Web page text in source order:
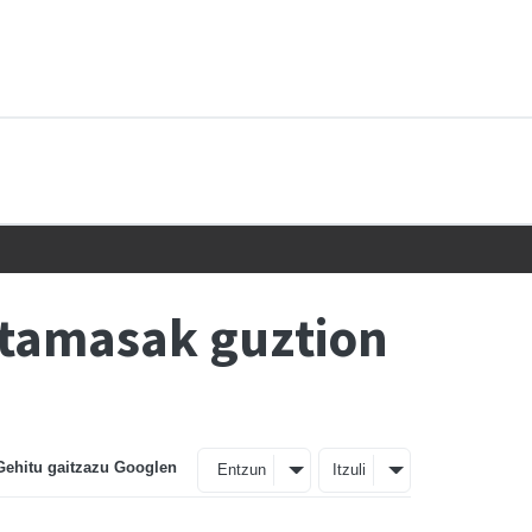
guztion
gaitzazu Googlen Entzun Itzuli